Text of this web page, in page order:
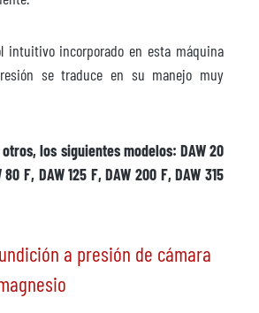
intuitivo incorporado en esta máquina
se traduce en su manejo muy
los siguientes modelos: DAW 20
F, DAW 125 F, DAW 200 F, DAW 315
a presión de cámara